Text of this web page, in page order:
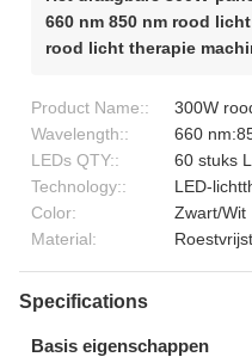
660 nm 850 nm rood
rood licht therapie
Product Name::
300W
Wavelength::
660
LEDs QTY::
60 stuks
Technology::
LED-
Color:
Zwart/Wit
Material:
Specifications
Basis eigenschappen